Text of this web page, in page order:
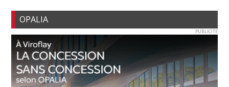
OPALIA
PUBLICITE